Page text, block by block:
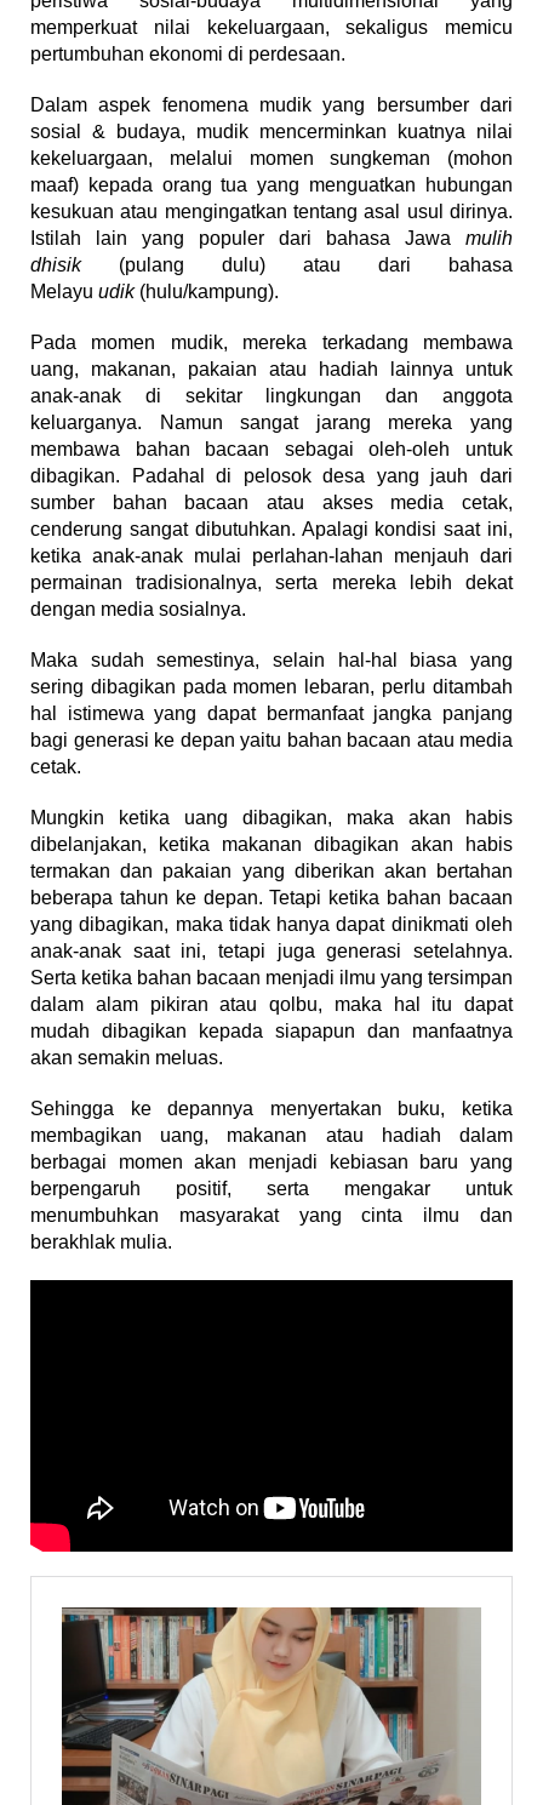
memperkuat nilai kekeluargaan, sekaligus memicu
pertumbuhan ekonomi di perdesaan.
Dalam aspek fenomena mudik yang bersumber dari
sosial & budaya, mudik mencerminkan kuatnya nilai
kekeluargaan, melalui momen sungkeman (mohon
maaf) kepada orang tua yang menguatkan hubungan
kesukuan atau mengingatkan tentang asal usul dirinya.
Istilah lain yang populer dari bahasa Jawa mulih
dhisik(pulang dulu) atau dari bahasa
Melayu udik(hulu/kampung).
Pada momen mudik, mereka terkadang membawa
uang, makanan, pakaian atau hadiah lainnya untuk
anak-anak di sekitar lingkungan dan anggota
keluarganya. Namun sangat jarang mereka yang
membawa bahan bacaan sebagai oleh-oleh untuk
dibagikan. Padahal di pelosok desa yang jauh dari
sumber bahan bacaan atau akses media cetak,
cenderung sangat dibutuhkan. Apalagi kondisi saat ini,
ketika anak-anak mulai perlahan-lahan menjauh dari
permainan tradisionalnya, serta mereka lebih dekat
dengan media sosialnya.
Maka sudah semestinya, selain hal-hal biasa yang
sering dibagikan pada momen lebaran, perlu ditambah
hal istimewa yang dapat bermanfaat jangka panjang
bagi generasi ke depan yaitu bahan bacaan atau media
cetak.
Mungkin ketika uang dibagikan, maka akan habis
dibelanjakan, ketika makanan dibagikan akan habis
termakan dan pakaian yang diberikan akan bertahan
beberapa tahun ke depan. Tetapi ketika bahan bacaan
yang dibagikan, maka tidak hanya dapat dinikmati oleh
anak-anak saat ini, tetapi juga generasi setelahnya.
Serta ketika bahan bacaan menjadi ilmu yang tersimpan
dalam alam pikiran atau qolbu, maka hal itu dapat
mudah dibagikan kepada siapapun dan manfaatnya
akan semakin meluas.
Sehingga ke depannya menyertakan buku, ketika
membagikan uang, makanan atau hadiah dalam
berbagai momen akan menjadi kebiasan baru yang
berpengaruh positif, serta mengakar untuk
menumbuhkan masyarakat yang cinta ilmu dan
berakhlak mulia.